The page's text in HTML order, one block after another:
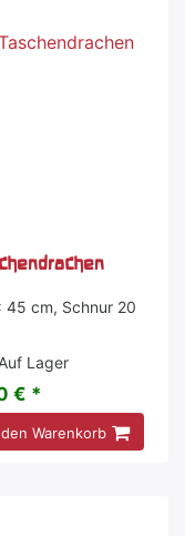
45 cm, Schnur 20
Auf Lager
€ *
Warenkorb